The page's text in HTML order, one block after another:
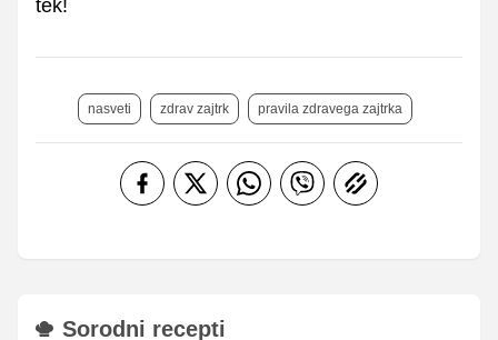
tek!
nasveti zdrav zajtrk pravila zdravega zajtrka
Sorodni recepti